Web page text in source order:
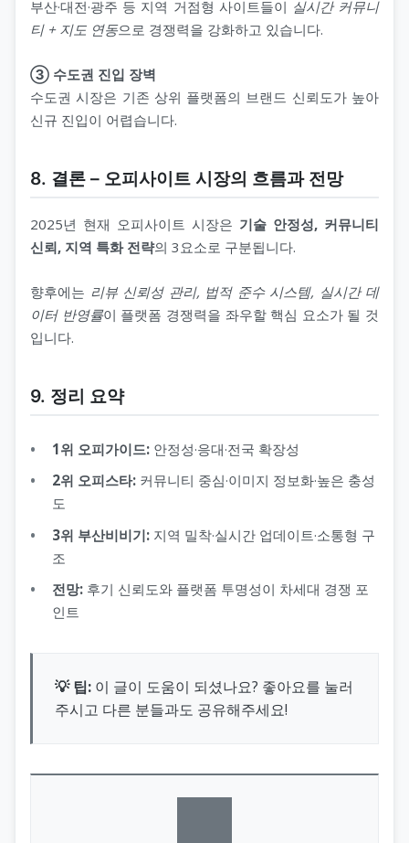
부산·대전·광주 등 지역 거점형 사이트들이 실시간 커뮤니
티 + 지도 연동으로 경쟁력을 강화하고 있습니다.
③ 수도권 진입 장벽
수도권 시장은 기존 상위 플랫폼의 브랜드 신뢰도가 높아
신규 진입이 어렵습니다.
8. 결론 – 오피사이트 시장의 흐름과 전망
2025년 현재 오피사이트 시장은 기술 안정성, 커뮤니티
신뢰, 지역 특화 전략의 3요소로 구분됩니다.
향후에는 리뷰 신뢰성 관리, 법적 준수 시스템, 실시간 데
이터 반영률이 플랫폼 경쟁력을 좌우할 핵심 요소가 될 것
입니다.
9. 정리 요약
1위 오피가이드: 안정성·응대·전국 확장성
2위 오피스타: 커뮤니티 중심·이미지 정보화·높은 충성
도
3위 부산비비기: 지역 밀착·실시간 업데이트·소통형 구
조
전망: 후기 신뢰도와 플랫폼 투명성이 차세대 경쟁 포
인트
💡 팁: 이 글이 도움이 되셨나요? 좋아요를 눌러
주시고 다른 분들과도 공유해주세요!